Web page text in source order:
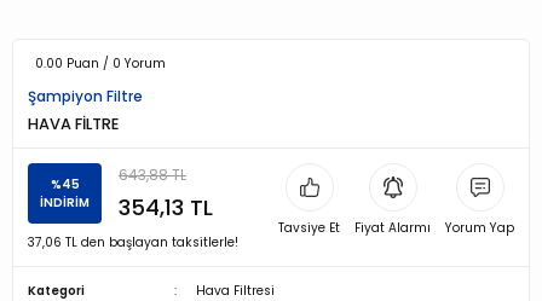
0.00 Puan / 0 Yorum
Şampiyon Filtre
HAVA FİLTRE
%45
İNDİRİM
643,88 TL
354,13 TL
37,06 TL den başlayan taksitlerle!
Tavsiye Et Fiyat Alarmı Yorum Yap
Kategori Hava Filtresi